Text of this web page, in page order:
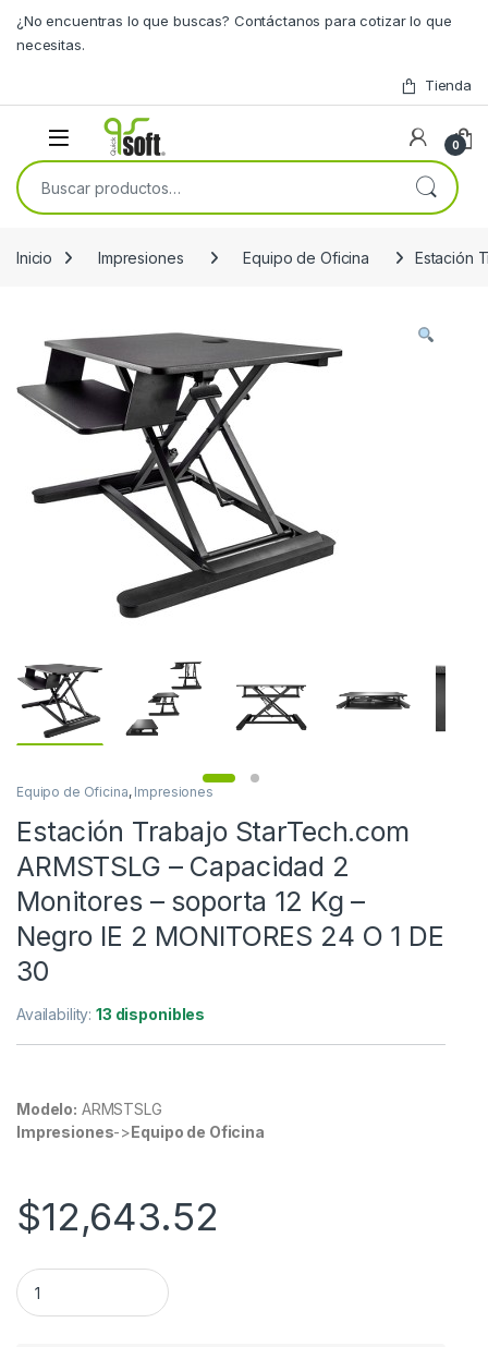
¿No encuentras lo que buscas? Contáctanos para cotizar lo que
necesitas.
Tienda
0
Buscar por:
Inicio Impresiones Equipo de Oficina Estación
Equipo de Oficina, Impresiones
Estación Trabajo StarTech.com
ARMSTSLG – Capacidad 2
Monitores – soporta 12 Kg –
Negro IE 2 MONITORES 24 O 1 DE
30
Availability:13 disponibles
Modelo: ARMSTSLG
Impresiones-> Equipo de Oficina
$12,643.52
Estación Trabajo StarTech.com ARMSTSLG - Capacidad 2